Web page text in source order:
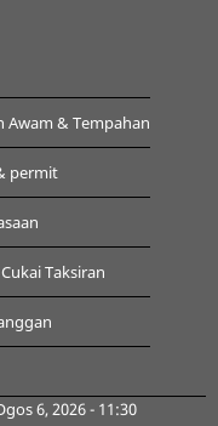
Awam & Tempahan
permit
Taksiran
6, 2026 - 11:30